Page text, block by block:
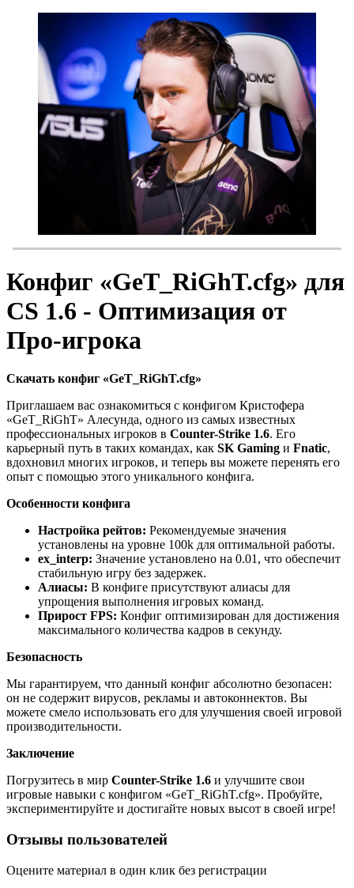
Конфиг «GeT_RiGhT.cfg» для
CS 1.6 - Оптимизация от
Про-игрока
Скачать конфиг «GeT_RiGhT.cfg»
Приглашаем вас ознакомиться с конфигом Кристофера
«GeT_RiGhT» Алесунда, одного из самых известных
профессиональных игроков в Counter-Strike 1.6. Его
карьерный путь в таких командах, как SK Gaming и Fnatic,
вдохновил многих игроков, и теперь вы можете перенять его
опыт с помощью этого уникального конфига.
Особенности конфига
Настройка рейтов: Рекомендуемые значения
установлены на уровне 100k для оптимальной работы.
ex_interp: Значение установлено на 0.01, что обеспечит
стабильную игру без задержек.
Алиасы: В конфиге присутствуют алиасы для
упрощения выполнения игровых команд.
Прирост FPS: Конфиг оптимизирован для достижения
максимального количества кадров в секунду.
Безопасность
Мы гарантируем, что данный конфиг абсолютно безопасен:
он не содержит вирусов, рекламы и автоконнектов. Вы
можете смело использовать его для улучшения своей игровой
производительности.
Заключение
Погрузитесь в мир Counter-Strike 1.6 и улучшите свои
игровые навыки с конфигом «GeT_RiGhT.cfg». Пробуйте,
экспериментируйте и достигайте новых высот в своей игре!
Отзывы пользователей
Оцените материал в один клик без регистрации